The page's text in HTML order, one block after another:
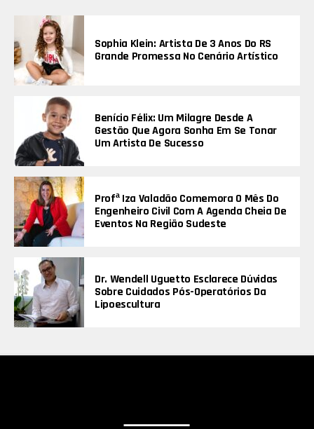
Sophia Klein: Artista De 3 Anos Do RS
Grande Promessa No Cenário Artístico
Benício Félix: Um Milagre Desde A
Gestão Que Agora Sonha Em Se Tonar
Um Artista De Sucesso
Profª Iza Valadão Comemora O Mês Do
Engenheiro Civil Com A Agenda Cheia De
Eventos Na Região Sudeste
Dr. Wendell Uguetto Esclarece Dúvidas
Sobre Cuidados Pós-Operatórios Da
Lipoescultura